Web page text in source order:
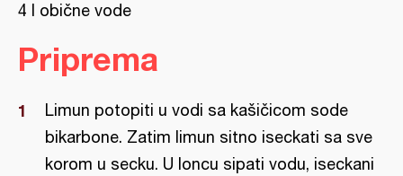
4 l obične vode
Priprema
Limun potopiti u vodi sa kašičicom sode
bikarbone. Zatim limun sitno iseckati sa sve
korom u secku. U loncu sipati vodu, iseckani